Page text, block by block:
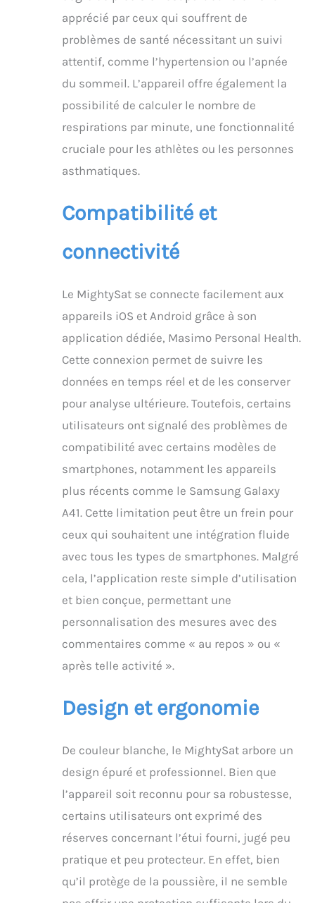
mesurer avec précision
le sang et le pouls,
même en mouvement
l'oxymètre de pouls du
bout du doigt
de mesurer vos valeurs
physiologiques à tout
apprécié par ceux qui souffrent de
problèmes de santé nécessitant un suivi
attentif, comme l’hypertension ou l’apnée
du sommeil. L’appareil offre également la
possibilité de calculer le nombre de
respirations par minute, une fonctionnalité
cruciale pour les athlètes ou les personnes
asthmatiques.
Compatibilité et
connectivité
Le MightySat se connecte facilement aux
appareils iOS et Android grâce à son
application dédiée, Masimo Personal Health.
Cette connexion permet de suivre les
données en temps réel et de les conserver
pour analyse ultérieure. Toutefois, certains
utilisateurs ont signalé des problèmes de
compatibilité avec certains modèles de
smartphones, notamment les appareils
plus récents comme le Samsung Galaxy
A41. Cette limitation peut être un frein pour
ceux qui souhaitent une intégration fluide
avec tous les types de smartphones. Malgré
cela, l’application reste simple d’utilisation
et bien conçue, permettant une
personnalisation des mesures avec des
commentaires comme « au repos » ou «
après telle activité ».
Design et ergonomie
De couleur blanche, le MightySat arbore un
design épuré et professionnel. Bien que
l’appareil soit reconnu pour sa robustesse,
certains utilisateurs ont exprimé des
réserves concernant l’étui fourni, jugé peu
pratique et peu protecteur. En effet, bien
qu’il protège de la poussière, il ne semble